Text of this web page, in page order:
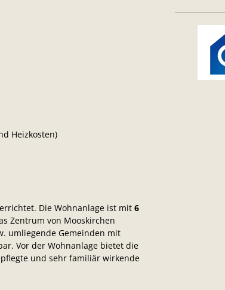
Heizkosten)
errichtet. Die Wohnanlage ist mit 6
Zentrum von Mooskirchen
umliegende Gemeinden mit
Vor der Wohnanlage bietet die
und sehr familiär wirkende